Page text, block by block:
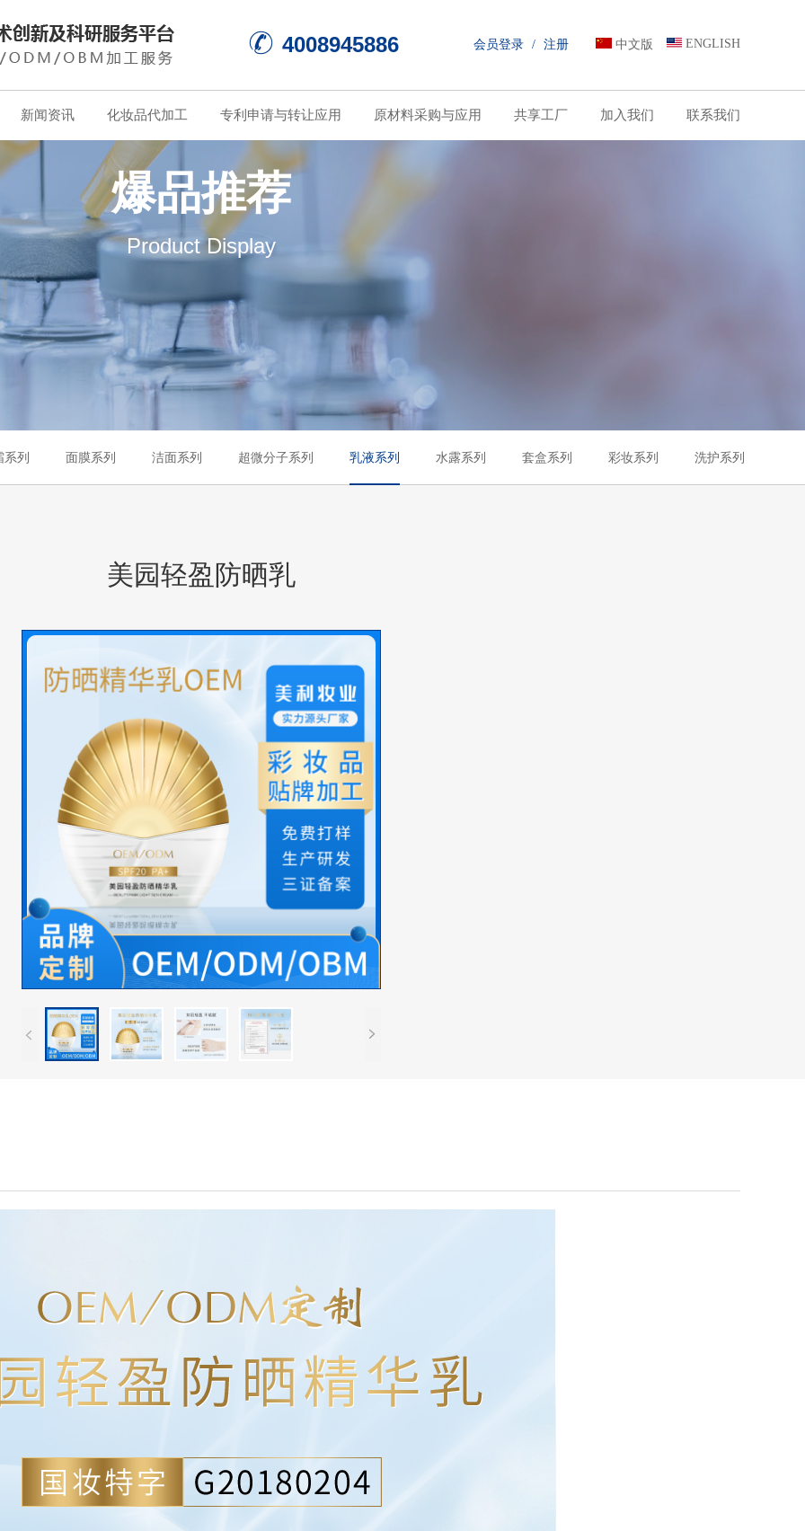
4008945886 会员登录 / 注册 中文版 ENGLISH
新闻资讯 化妆品代加工 专利申请与转让应用 原材料采购与应用 共享工厂 加入我们 联系我们
爆品推荐
Product Display
系列 面膜系列 洁面系列 超微分子系列 乳液系列 水露系列 套盒系列 彩妆系列 洗护系列
美园轻盈防晒乳